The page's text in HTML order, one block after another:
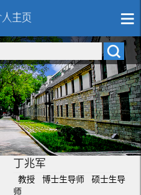
丁兆军
教授 博士生导师 硕士生导
师